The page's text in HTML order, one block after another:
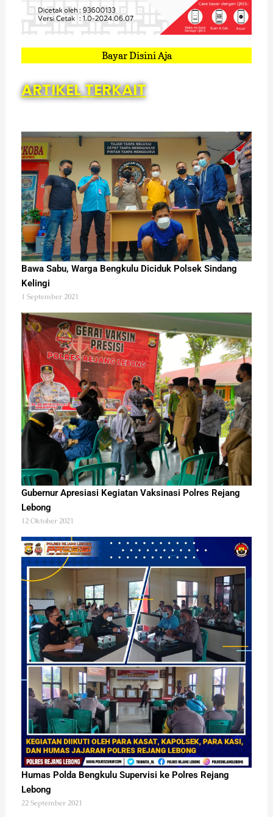
Bayar Disini Aja
ARTIKEL TERKAIT
Bawa Sabu, Warga Bengkulu Diciduk Polsek Sindang
Kelingi
1 September 2021
Gubernur Apresiasi Kegiatan Vaksinasi Polres Rejang
Lebong
12 Oktober 2021
Humas Polda Bengkulu Supervisi ke Polres Rejang
Lebong
22 September 2021